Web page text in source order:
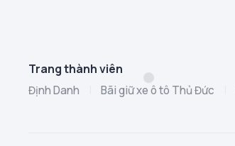
Trang thành viên
Định Danh Bãi giữ xe ô tô Thủ Đức